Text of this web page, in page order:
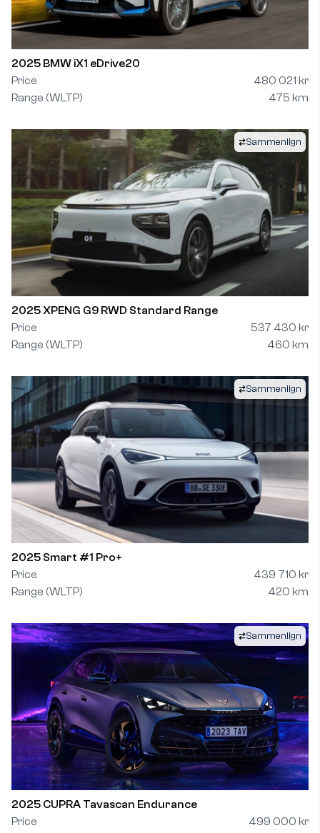
2025 BMW iX1 eDrive20
Price
480 021 kr
Range (WLTP)
475 km
Sammenlign
2025 XPENG G9 RWD Standard Range
Price
537 430 kr
Range (WLTP)
460 km
Sammenlign
2025 Smart #1 Pro+
Price
439 710 kr
Range (WLTP)
420 km
Sammenlign
2025 CUPRA Tavascan Endurance
Price
499 000 kr